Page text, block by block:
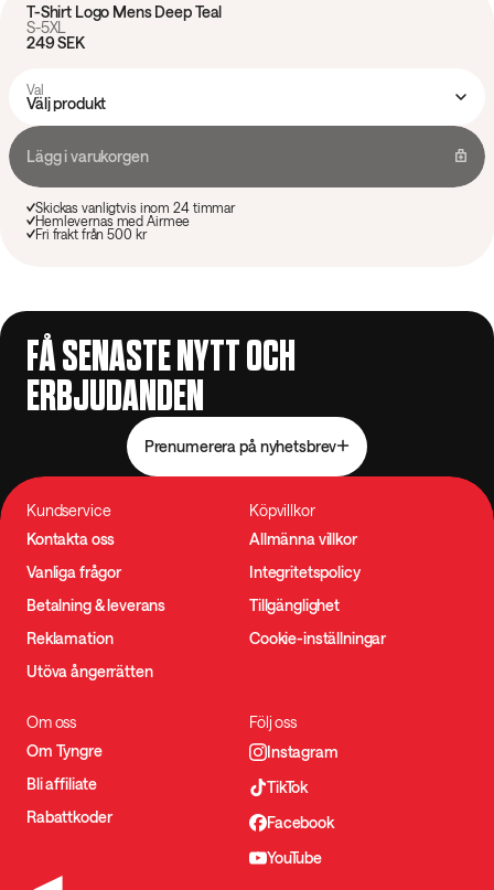
T-Shirt Logo Mens Deep Teal
S-5XL
249 SEK
Val
Välj produkt
Lägg i varukorgen
Skickas vanligtvis inom 24 timmar
Hemlevernas med Airmee
Fri frakt från 500 kr
FÅ SENASTE NYTT OCH
ERBJUDANDEN
Prenumerera på nyhetsbrev
Kundservice
Kontakta oss
Vanliga frågor
Betalning & leverans
Reklamation
Utöva ångerrätten
Köpvillkor
Allmänna villkor
Integritetspolicy
Tillgänglighet
Cookie-inställningar
Om oss
Om Tyngre
Bli affiliate
Rabattkoder
Följ oss
Instagram
TikTok
Facebook
YouTube